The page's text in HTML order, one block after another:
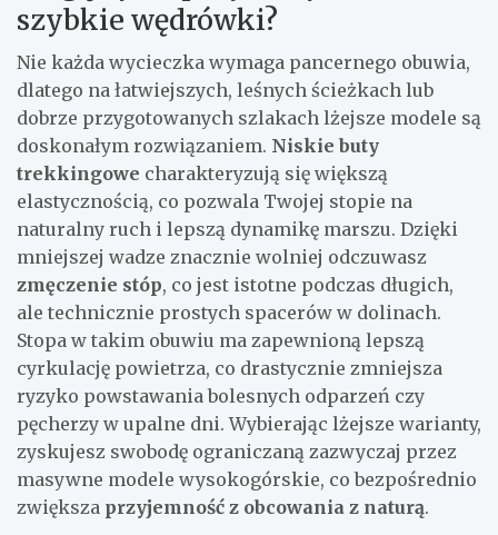
szybkie wędrówki?
Nie każda wycieczka wymaga pancernego obuwia,
dlatego na łatwiejszych, leśnych ścieżkach lub
dobrze przygotowanych szlakach lżejsze modele są
doskonałym rozwiązaniem. Niskie buty
trekkingowe charakteryzują się większą
elastycznością, co pozwala Twojej stopie na
naturalny ruch i lepszą dynamikę marszu. Dzięki
mniejszej wadze znacznie wolniej odczuwasz
zmęczenie stóp, co jest istotne podczas długich,
ale technicznie prostych spacerów w dolinach.
Stopa w takim obuwiu ma zapewnioną lepszą
cyrkulację powietrza, co drastycznie zmniejsza
ryzyko powstawania bolesnych odparzeń czy
pęcherzy w upalne dni. Wybierając lżejsze warianty,
zyskujesz swobodę ograniczaną zazwyczaj przez
masywne modele wysokogórskie, co bezpośrednio
zwiększa przyjemność z obcowania z naturą.